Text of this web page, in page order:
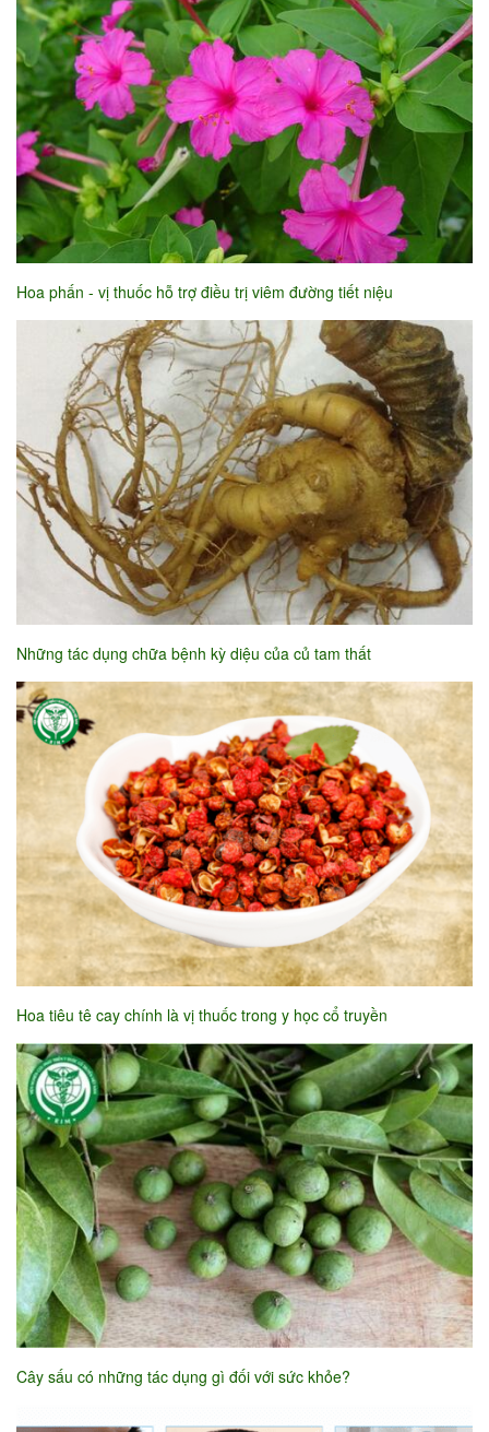
Hoa phấn - vị thuốc hỗ trợ điều trị viêm đường tiết niệu
Những tác dụng chữa bệnh kỳ diệu của củ tam thất
Hoa tiêu tê cay chính là vị thuốc trong y học cổ truyền
Cây sấu có những tác dụng gì đối với sức khỏe?